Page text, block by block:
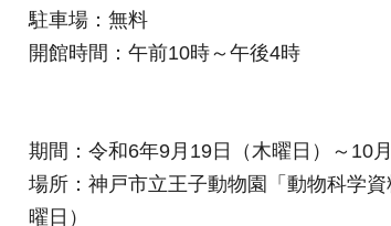
駐車場：無料
開館時間：午前10時～午後4時
期間：令和6年9月19日（木曜日）～10
場所：神戸市立王子動物園「動物科学
曜日）